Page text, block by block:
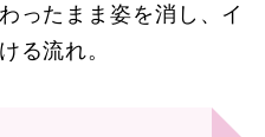
ったまま姿を消し、イ
る流れ。